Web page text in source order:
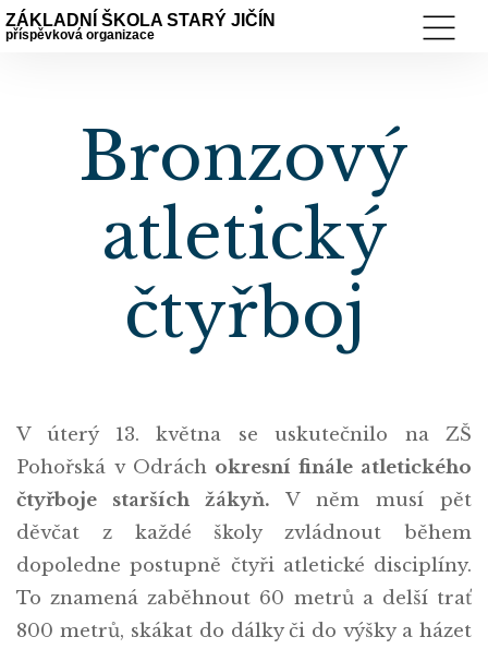
ZÁKLADNÍ ŠKOLA STARÝ JIČÍN
příspěvková organizace
Bronzový
atletický
čtyřboj
V úterý 13. května se uskutečnilo na ZŠ
Pohořská v Odrách okresní finále atletického
čtyřboje starších žákyň. V něm musí pět
děvčat z každé školy zvládnout během
dopoledne postupně čtyři atletické disciplíny.
To znamená zaběhnout 60 metrů a delší trať
800 metrů, skákat do dálky či do výšky a házet